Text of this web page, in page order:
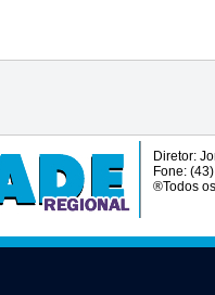
Diretor:
Fone:
®Todos